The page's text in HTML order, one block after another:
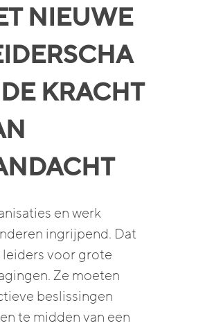
NIEUWE
KRACHT
en werk
ingrijpend. Dat
voor grote
Ze moeten
beslissingen
te midden van een